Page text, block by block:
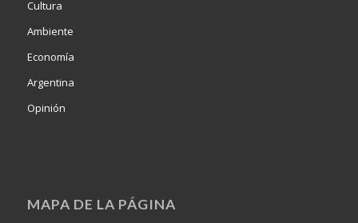
Cultura
Ambiente
Economía
Argentina
Opinión
MAPA DE LA PÁGINA